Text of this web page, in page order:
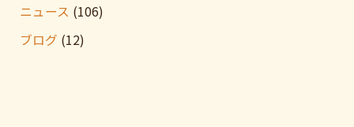
ニュース (106)
ブログ (12)